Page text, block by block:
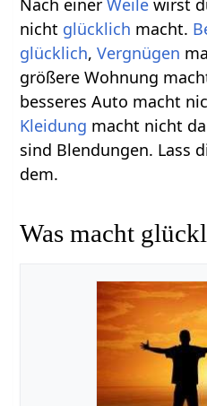
Nach einerWeile wirst
nicht glücklich macht.
glücklich,Vergnügen
größere Wohnung
besseres Auto macht
Kleidung macht nicht
sind Blendungen. Lass
dem.
Was macht